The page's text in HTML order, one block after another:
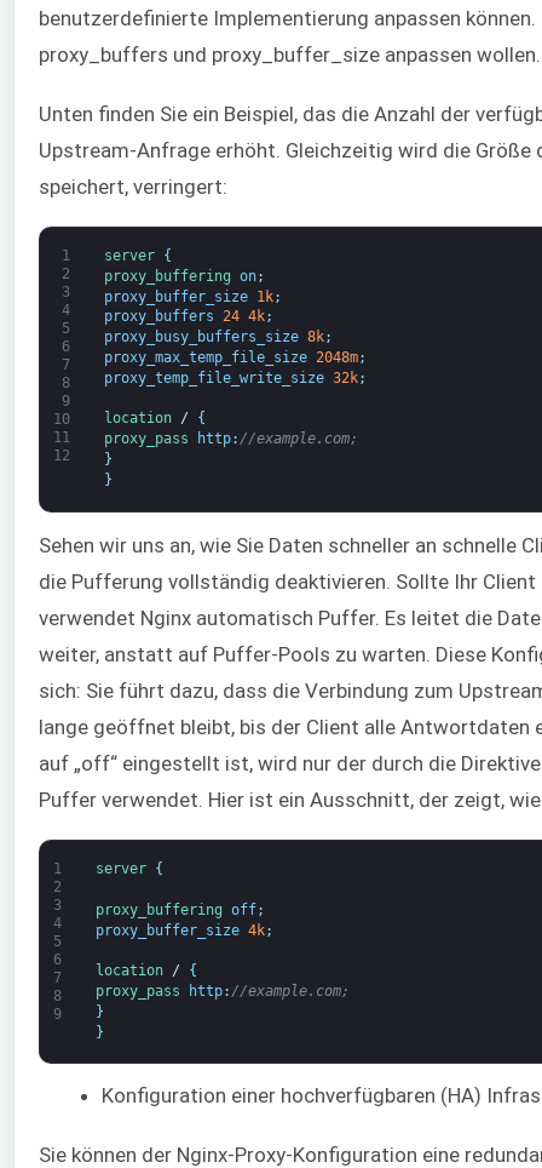
benutzerdefinierte Implementierung anpassen
proxy_buffers und proxy_buffer_size anpassen wollen.
Unten finden Sie ein Beispiel, das die Anzahl der
Upstream-Anfrage erhöht. Gleichzeitig wird die Größe
speichert, verringert:
1
2
3
4
5
6
7
8
9
10
11
12
server
{
proxy_buffering on;
proxy_buffer_size
1k;
proxy_buffers 24 4k;
proxy_busy_buffers_size 8k;
proxy_max_temp_file_size 2048m;
proxy_temp_file_write_size 32k;
location /
{
proxy_pass
http: //example.com;
}
}
Sehen wir uns an, wie Sie Daten schneller an schnelle
die Pufferung vollständig deaktivieren. Sollte Ihr Client
verwendet Nginx automatisch Puffer. Es leitet die
weiter, anstatt auf Puffer-Pools zu warten. Diese
sich: Sie führt dazu, dass die Verbindung zum
lange geöffnet bleibt, bis der Client alle Antwortdaten
auf „off“ eingestellt ist, wird nur der durch die
Puffer verwendet. Hier ist ein Ausschnitt, der zeigt,
1
2
3
4
5
6
7
8
9
server {
proxy_buffering off;
proxy_buffer_size 4k;
location /
{
proxy_pass
http: //example.com;
}
}
Konfiguration einer hochverfügbaren (HA)
Sie können der Nginx-Proxy-Konfiguration eine